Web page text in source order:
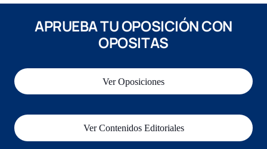
APRUEBA TU OPOSICIÓN CON
OPOSITAS
Ver Oposiciones
Ver Contenidos Editoriales